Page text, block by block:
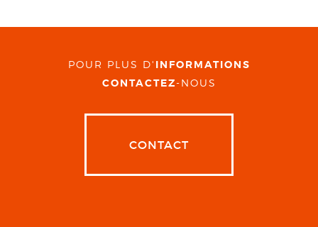
POUR PLUS D' INFORMATIONS
CONTACTEZ-NOUS
CONTACT